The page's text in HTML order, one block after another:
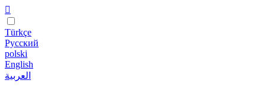
Türkçe
Русский
polski
English
العربية